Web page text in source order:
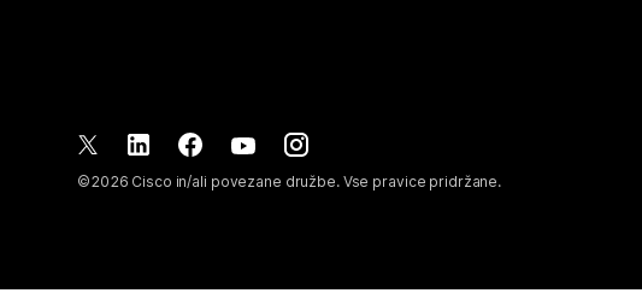
©2026 Cisco in/ali povezane družbe. Vse pravice pridržane.